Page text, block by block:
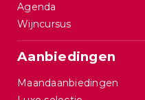
Agenda
Wijncursus
Aanbiedingen
Maandaanbiedingen